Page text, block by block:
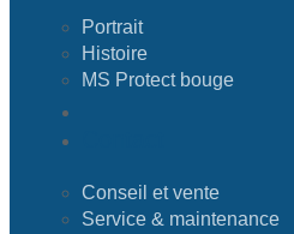
Portrait
Histoire
MS Protect bouge
Conseil et vente
Service & maintenance